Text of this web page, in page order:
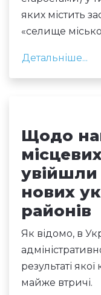
яких містить
«селище
Детальніше...
Щодо
нових
районів
Як відомо, в
результаті
майже втричі.